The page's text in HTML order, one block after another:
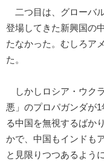
二つ目は、グローバ
登場してきた新興国の
たなかった。むしろア
た。
しかしロシア・ウク
悪」のプロパガンダが
る中国を無視するばか
かで、中国もインドも
と見限りつつあるよう